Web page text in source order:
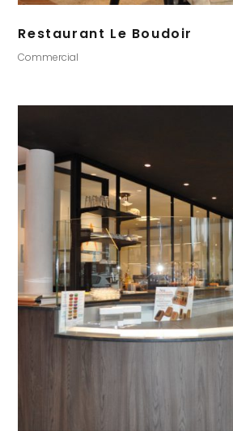
Restaurant Le Boudoir
Commercial